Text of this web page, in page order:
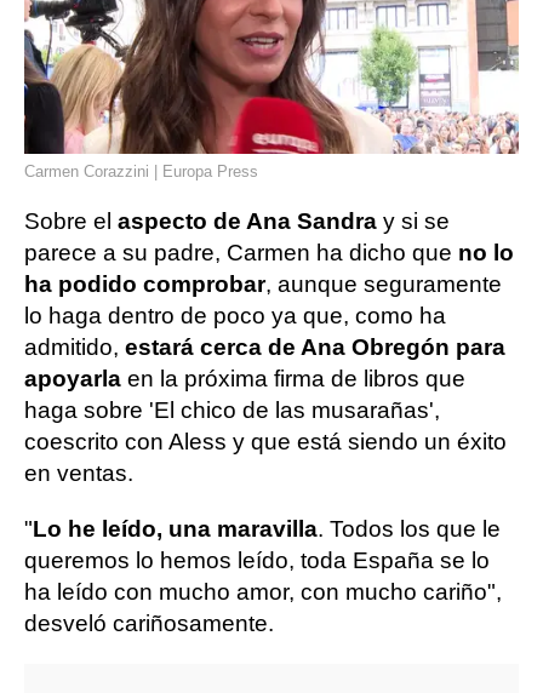
Carmen Corazzini | Europa Press
Sobre el aspecto de Ana Sandra y si se
parece a su padre, Carmen ha dicho que no lo
ha podido comprobar, aunque seguramente
lo haga dentro de poco ya que, como ha
admitido, estará cerca de Ana Obregón para
apoyarla en la próxima firma de libros que
haga sobre 'El chico de las musarañas',
coescrito con Aless y que está siendo un éxito
en ventas.
"Lo he leído, una maravilla. Todos los que le
queremos lo hemos leído, toda España se lo
ha leído con mucho amor, con mucho cariño",
desveló cariñosamente.